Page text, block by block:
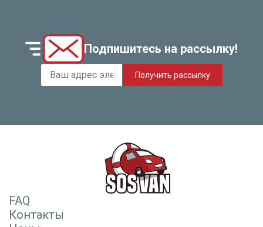
Подпишитесь на рассылку!
Получить рассылку
FAQ
Контакты